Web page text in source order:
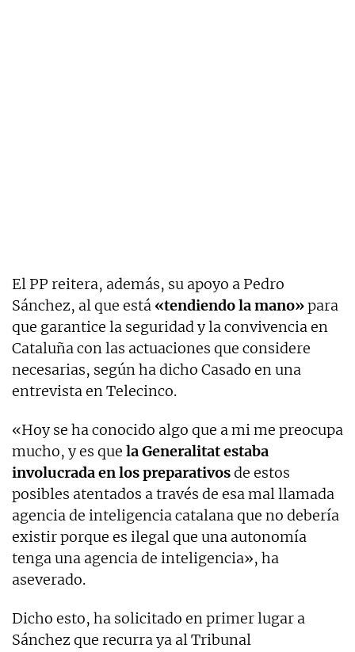
El PP reitera, además, su apoyo a Pedro
Sánchez, al que está «tendiendo la mano»para
que garantice la seguridad y la convivencia en
Cataluña con las actuaciones que considere
necesarias, según ha dicho Casado en una
entrevista en Telecinco.
«Hoy se ha conocido algo que a mi me preocupa
mucho, y es que la Generalitat estaba
involucrada en los preparativosde estos
posibles atentados a través de esa mal llamada
agencia de inteligencia catalana que no debería
existir porque es ilegal que una autonomía
tenga una agencia de inteligencia», ha
aseverado.
Dicho esto, ha solicitado en primer lugar a
Sánchez que recurra ya al Tribunal